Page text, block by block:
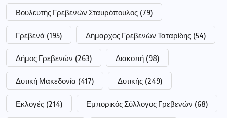
Βουλευτής Γρεβενών Σταυρόπουλος (79)
Γρεβενά (195) Δήμαρχος Γρεβενών Ταταρίδης (54)
Δήμος Γρεβενών (263) Διακοπή (98)
Δυτική Μακεδονία (417) Δυτικής (249)
Εκλογές (214) Εμπορικός Σύλλογος Γρεβενών (68)